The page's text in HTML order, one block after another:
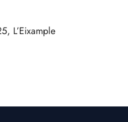
25, L’Eixample